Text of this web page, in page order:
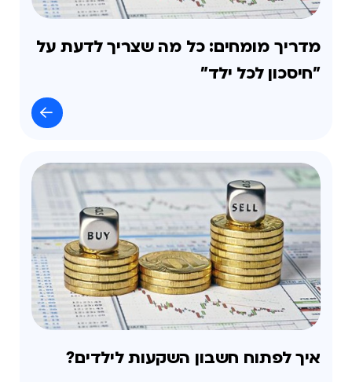
מדריך מומחים: כל מה שצריך לדעת על
"חיסכון לכל ילד"
איך לפתוח חשבון השקעות לילדים?